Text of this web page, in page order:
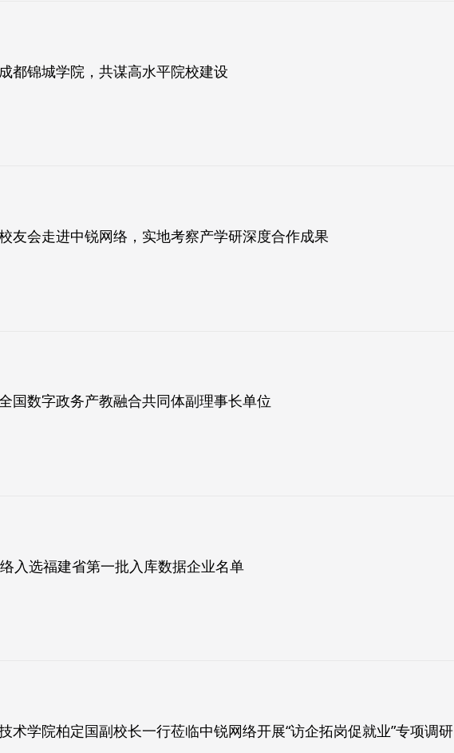
都锦城学院，共谋高水平院校建设
友会走进中锐网络，实地考察产学研深度合作成果
国数字政务产教融合共同体副理事长单位
入选福建省第一批入库数据企业名单
术学院柏定国副校长一行莅临中锐网络开展“访企拓岗促就业”专项调研